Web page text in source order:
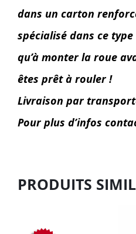
dans un carton
spécialisé dans ce
qu’à monter la roue
êtes prêt à rouler !
Livraison par
Pour plus d’infos
PRODUITS